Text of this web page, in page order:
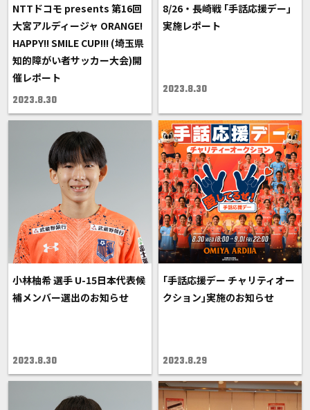
NTTドコモ presents 第16回
大宮アルディージャ ORANGE!
HAPPY!! SMILE CUP!!! (埼玉県
知的障がい者サッカー大会)開
催レポート
2023.8.30
8/26・長崎戦 ｢手話応援デー｣
実施レポート
2023.8.30
小林柚希 選手 U-15日本代表候
補メンバー選出のお知らせ
2023.8.30
｢手話応援デー チャリティオー
クション｣実施のお知らせ
2023.8.29